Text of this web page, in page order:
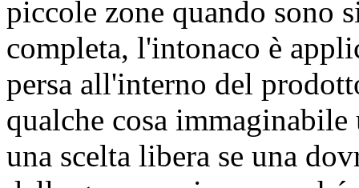
piccole zone quando sono
completa, l'intonaco è
persa all'interno del
qualche cosa immaginabile
una scelta libera se una